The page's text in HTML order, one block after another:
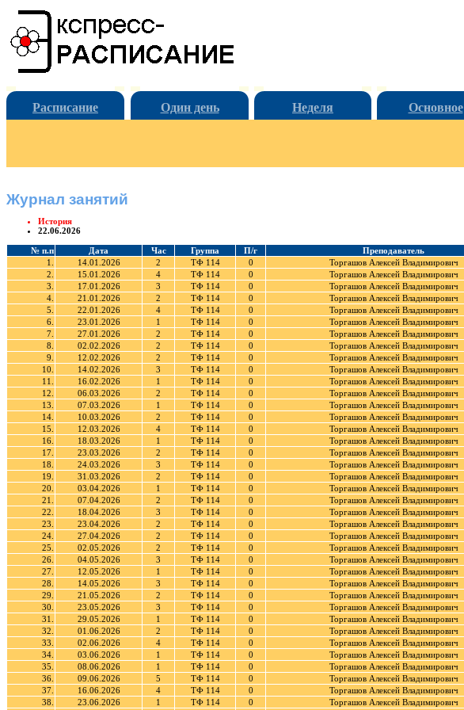
Расписание Один день Неделя Основное
Журнал занятий
История
22.06.2026
№ п.п Дата Час Группа П/г Преподаватель
1.
14.01.2026 2 ТФ 114 0 Торгашов Алексей Владимирович
2.
15.01.2026 4 ТФ 114 0 Торгашов Алексей Владимирович
3.
17.01.2026 3 ТФ 114 0
Торгашов Алексей Владимирович
4.
21.01.2026 2 ТФ 114 0 Торгашов Алексей Владимирович
5.
22.01.2026 4 ТФ 114 0 Торгашов Алексей Владимирович
6.
23.01.2026 1 ТФ 114 0 Торгашов Алексей Владимирович
7.
27.01.2026 2 ТФ 114 0 Торгашов Алексей Владимирович
8.
02.02.2026 2 ТФ 114 0 Торгашов Алексей Владимирович
9.
12.02.2026 2 ТФ 114 0 Торгашов Алексей Владимирович
10.
14.02.2026 3 ТФ 114 0
Торгашов Алексей Владимирович
11.
16.02.2026 1 ТФ 114 0 Торгашов Алексей Владимирович
12.
06.03.2026 2 ТФ 114 0 Торгашов Алексей Владимирович
13.
07.03.2026 1 ТФ 114 0
Торгашов Алексей Владимирович
14.
10.03.2026 2 ТФ 114 0 Торгашов Алексей Владимирович
15.
12.03.2026 4 ТФ 114 0 Торгашов Алексей Владимирович
16.
18.03.2026 1 ТФ 114 0 Торгашов Алексей Владимирович
17.
23.03.2026 2 ТФ 114 0 Торгашов Алексей Владимирович
18.
24.03.2026 3 ТФ 114 0 Торгашов Алексей Владимирович
19.
31.03.2026 2 ТФ 114 0 Торгашов Алексей Владимирович
20.
03.04.2026 1 ТФ 114 0 Торгашов Алексей Владимирович
21.
07.04.2026 2 ТФ 114 0 Торгашов Алексей Владимирович
22.
18.04.2026 3 ТФ 114 0
Торгашов Алексей Владимирович
23.
23.04.2026 2 ТФ 114 0 Торгашов Алексей Владимирович
24.
27.04.2026 2 ТФ 114 0 Торгашов Алексей Владимирович
25.
02.05.2026 2 ТФ 114 0
Торгашов Алексей Владимирович
26.
04.05.2026 3 ТФ 114 0 Торгашов Алексей Владимирович
27.
12.05.2026 1 ТФ 114 0 Торгашов Алексей Владимирович
28.
14.05.2026 3 ТФ 114 0
Торгашов Алексей Владимирович
29.
21.05.2026 2 ТФ 114 0 Торгашов Алексей Владимирович
30.
23.05.2026 3 ТФ 114 0
Торгашов Алексей Владимирович
31.
29.05.2026 1 ТФ 114 0 Торгашов Алексей Владимирович
32.
01.06.2026 2 ТФ 114 0 Торгашов Алексей Владимирович
33.
02.06.2026 4 ТФ 114 0 Торгашов Алексей Владимирович
34.
03.06.2026 1 ТФ 114 0 Торгашов Алексей Владимирович
35.
08.06.2026 1 ТФ 114 0 Торгашов Алексей Владимирович
36.
09.06.2026 5 ТФ 114 0 Торгашов Алексей Владимирович
37.
16.06.2026 4 ТФ 114 0 Торгашов Алексей Владимирович
38.
23.06.2026 1 ТФ 114 0 Торгашов Алексей Владимирович